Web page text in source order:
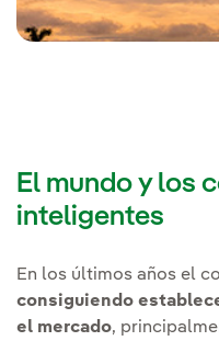
El mundo y los
inteligentes
En los últimos años el
consiguiendo
el mercado,